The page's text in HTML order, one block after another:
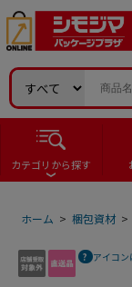
カテゴリから探す
ホーム > 梱包資材 >
アイコン